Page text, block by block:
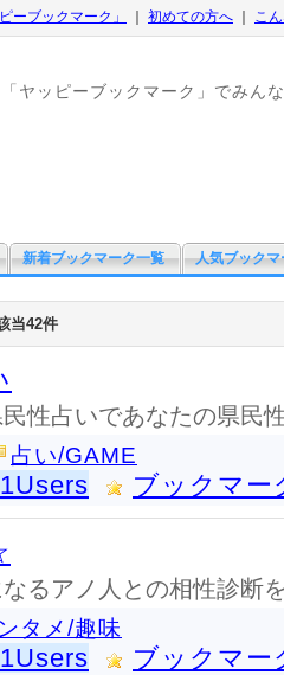
ーブックマーク」 初めての方へ
こ
ヤッピーブックマーク」でみん
新着ブックマーク一覧 人気ブックマ
当42件
性占いであなたの県民
占い/GAME
1Users ブックマー
るアノ人との相性診断
タメ/趣味
1Users ブックマー